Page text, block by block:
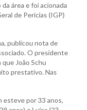
área e foi acionada
de Perícias (IGP)
publicou nota de
O presidente
João Schu
prestativo. Nas
esteve por 33 anos,